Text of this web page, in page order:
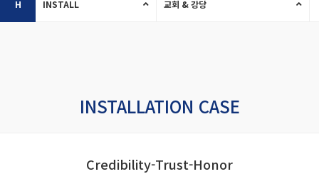
H INSTALL 교회 & 강당
INSTALLATION CASE
Credibility-Trust-Honor